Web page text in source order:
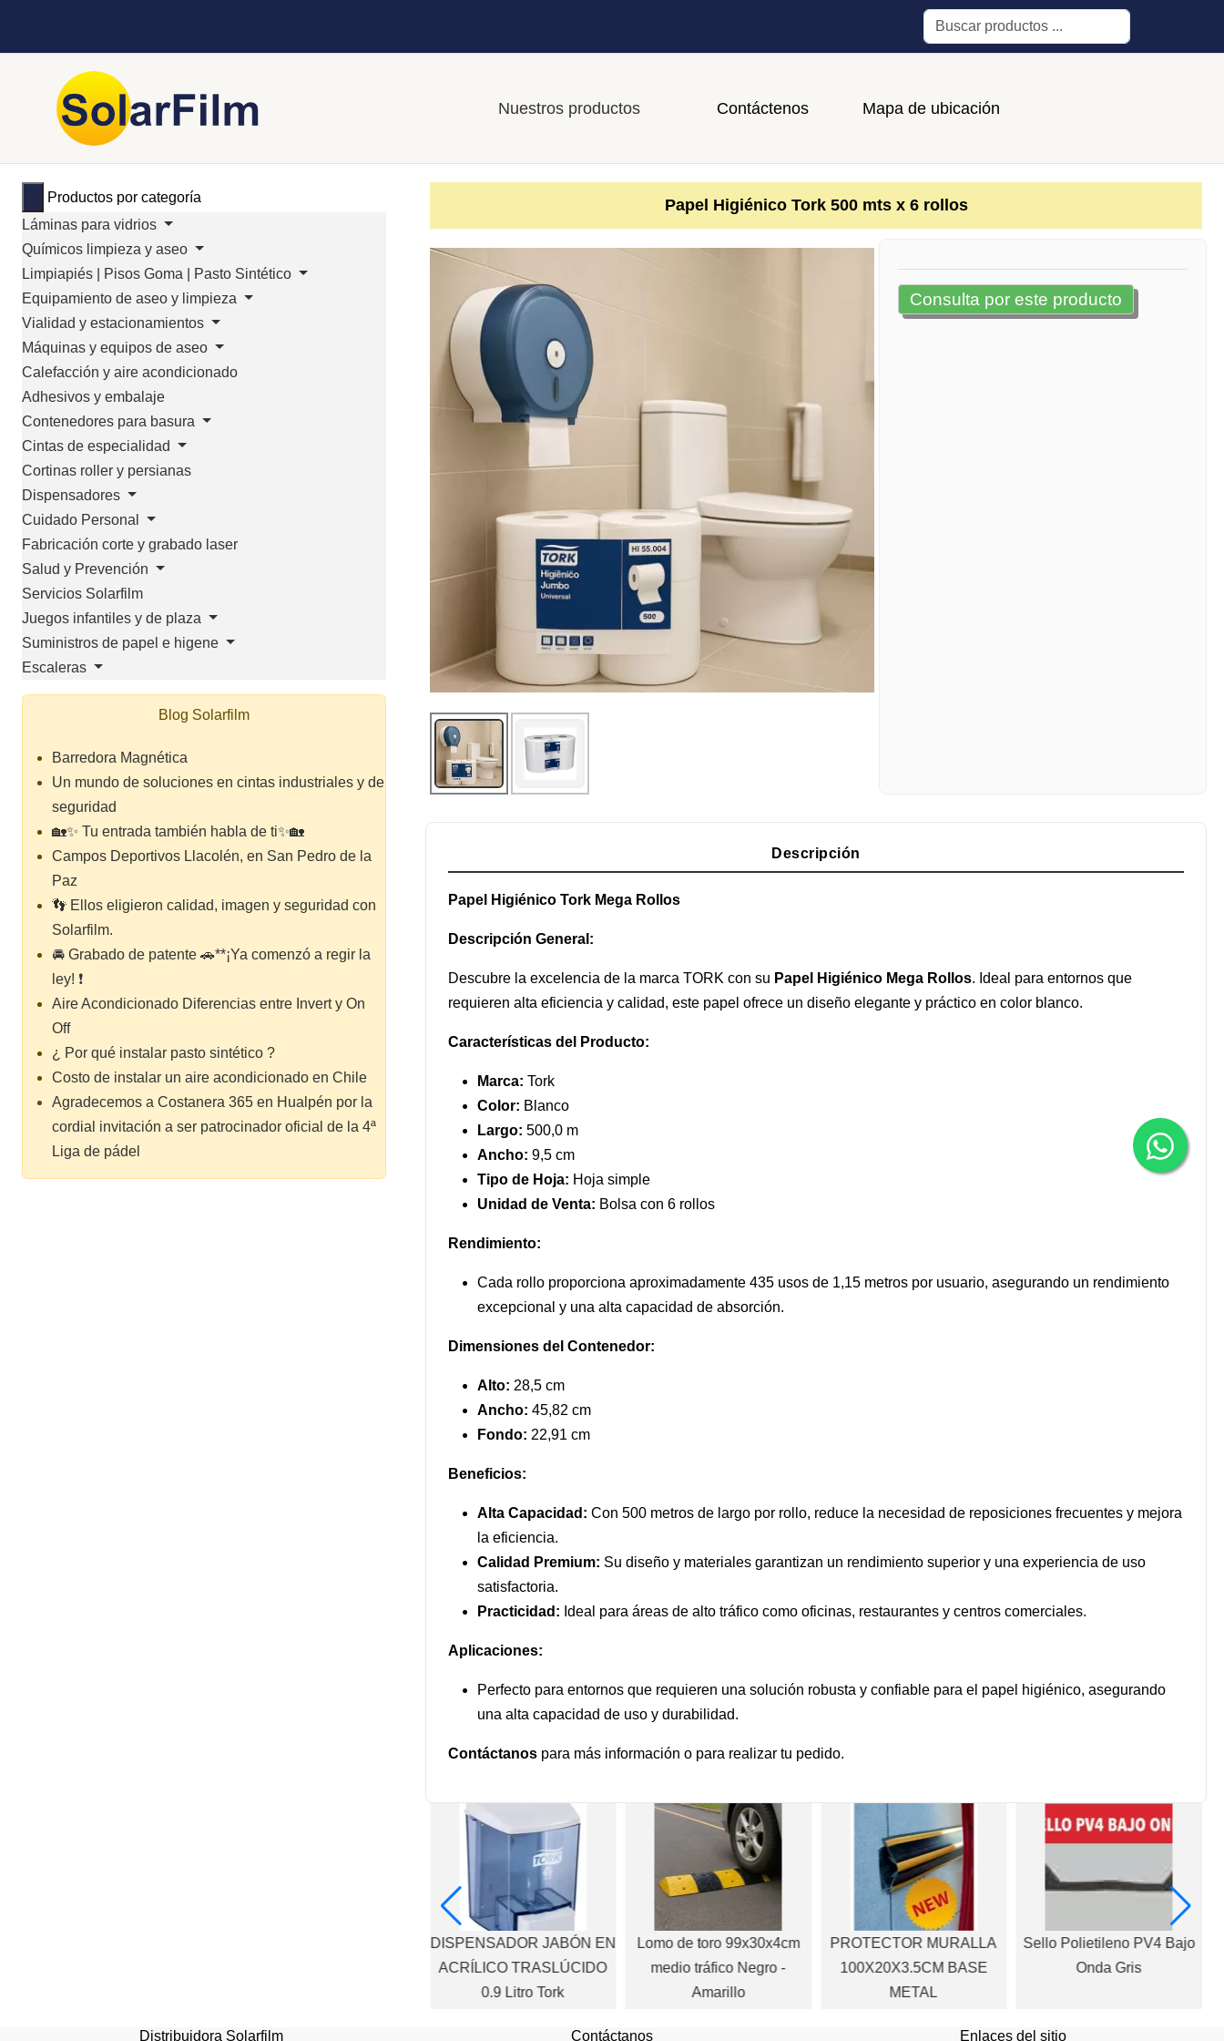
Buscar
Nuestros productos Contáctenos Mapa de ubicación
Productos por categoría
Láminas para vidrios
Químicos limpieza y aseo
Limpiapiés | Pisos Goma | Pasto Sintético
Equipamiento de aseo y limpieza
Vialidad y estacionamientos
Máquinas y equipos de aseo
Calefacción y aire acondicionado
Adhesivos y embalaje
Contenedores para basura
Cintas de especialidad
Cortinas roller y persianas
Dispensadores
Cuidado Personal
Fabricación corte y grabado laser
Salud y Prevención
Servicios Solarfilm
Juegos infantiles y de plaza
Suministros de papel e higene
Escaleras
Blog Solarfilm
Barredora Magnética
Un mundo de soluciones en cintas industriales y de
seguridad
🏡✨ Tu entrada también habla de ti✨🏡
Campos Deportivos Llacolén, en San Pedro de la
Paz
👣 Ellos eligieron calidad, imagen y seguridad con
Solarfilm.
🚘 Grabado de patente 🚗**¡Ya comenzó a regir la
ley! ❗
Aire Acondicionado Diferencias entre Invert y On
Off
¿ Por qué instalar pasto sintético ?
Costo de instalar un aire acondicionado en Chile
Agradecemos a Costanera 365 en Hualpén por la
cordial invitación a ser patrocinador oficial de la 4ª
Liga de pádel
Papel Higiénico Tork 500 mts x 6 rollos
Consulta por este producto
Descripción
Papel Higiénico Tork Mega Rollos
Descripción General:
Descubre la excelencia de la marca TORK con su Papel Higiénico Mega Rollos. Ideal para entornos que
requieren alta eficiencia y calidad, este papel ofrece un diseño elegante y práctico en color blanco.
Características del Producto:
Marca: Tork
Color: Blanco
Largo: 500,0 m
Ancho: 9,5 cm
Tipo de Hoja: Hoja simple
Unidad de Venta: Bolsa con 6 rollos
Rendimiento:
Cada rollo proporciona aproximadamente 435 usos de 1,15 metros por usuario, asegurando un rendimiento
excepcional y una alta capacidad de absorción.
Dimensiones del Contenedor:
Alto: 28,5 cm
Ancho: 45,82 cm
Fondo: 22,91 cm
Beneficios:
Alta Capacidad: Con 500 metros de largo por rollo, reduce la necesidad de reposiciones frecuentes y mejora
la eficiencia.
Calidad Premium: Su diseño y materiales garantizan un rendimiento superior y una experiencia de uso
satisfactoria.
Practicidad: Ideal para áreas de alto tráfico como oficinas, restaurantes y centros comerciales.
Aplicaciones:
Perfecto para entornos que requieren una solución robusta y confiable para el papel higiénico, asegurando
una alta capacidad de uso y durabilidad.
Contáctanos para más información o para realizar tu pedido.
DISPENSADOR JABÓN EN
ACRÍLICO TRASLÚCIDO
0.9 Litro Tork
Lomo de toro 99x30x4cm
medio tráfico Negro -
Amarillo
PROTECTOR MURALLA
100X20X3.5CM BASE
METAL
Sello Polietileno PV4 Bajo
Onda Gris
Distribuidora Solarfilm Contáctanos Enlaces del sitio